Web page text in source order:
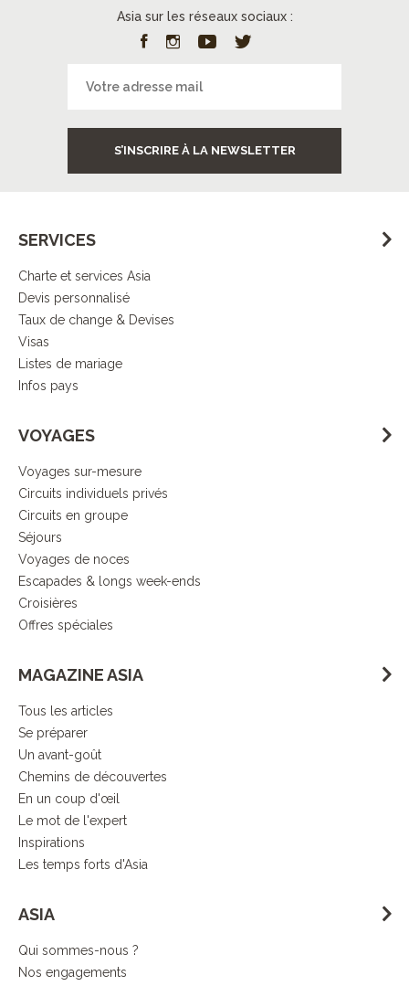
Asia sur les réseaux sociaux :
S’INSCRIRE À LA NEWSLETTER
SERVICES
Charte et services Asia
Devis personnalisé
Taux de change & Devises
Visas
Listes de mariage
Infos pays
VOYAGES
Voyages sur-mesure
Circuits individuels privés
Circuits en groupe
Séjours
Voyages de noces
Escapades & longs week-ends
Croisières
Offres spéciales
MAGAZINE ASIA
Tous les articles
Se préparer
Un avant-goût
Chemins de découvertes
En un coup d'œil
Le mot de l'expert
Inspirations
Les temps forts d'Asia
ASIA
Qui sommes-nous ?
Nos engagements